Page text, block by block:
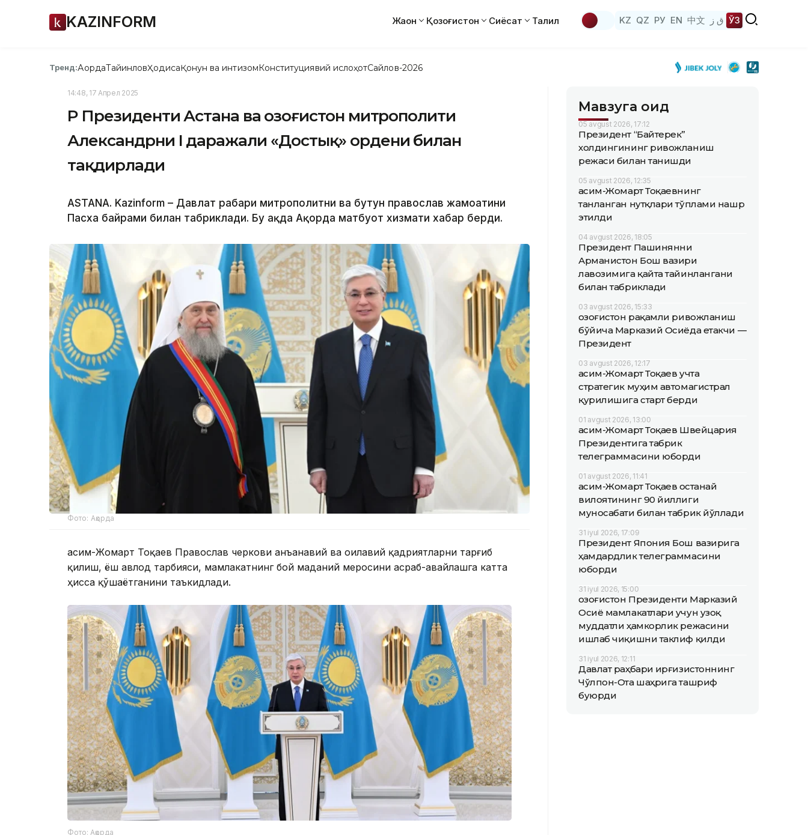
KAZINFORM Жаҳон Қозоғистон Сиёсат Таҳлил KZ QZ РУ EN 中文 ق ز ЎЗ
Тренд:АқордаТайинловҲодисаҚонун ва интизомКонституциявий ислоҳотСайлов-2026
14:48, 17 Апрел 2025
ҚР Президенти Астана ва Қозоғистон митрополити
Александрни I даражали «Достық» ордени билан
тақдирлади
ASTANA. Kazinform – Давлат раҳбари митрополитни ва бутун православ жамоатини
Пасха байрами билан табриклади. Бу ҳақда Ақорда матбуот хизмати хабар берди.
Фото: Ақорда
Қасим-Жомарт Тоқаев Православ черкови анъанавий ва оилавий қадриятларни тарғиб
қилиш, ёш авлод тарбияси, мамлакатнинг бой маданий меросини асраб-авайлашга катта
ҳисса қўшаётганини таъкидлади.
Фото: Ақорда
Мавзуга оид
05 avgust 2026, 17:12
Президент “Байтерек”
холдингининг ривожланиш
режаси билан танишди
05 avgust 2026, 12:35
Қасим-Жомарт Тоқаевнинг
танланган нутқлари тўплами нашр
этилди
04 avgust 2026, 18:05
Президент Пашинянни
Арманистон Бош вазири
лавозимига қайта тайинлангани
билан табриклади
03 avgust 2026, 15:33
Қозоғистон рақамли ривожланиш
бўйича Марказий Осиёда етакчи —
Президент
03 avgust 2026, 12:17
Қасим-Жомарт Тоқаев учта
стратегик муҳим автомагистрал
қурилишига старт берди
01 avgust 2026, 13:00
Қасим-Жомарт Тоқаев Швейцария
Президентига табрик
телеграммасини юборди
01 avgust 2026, 11:41
Қасим-Жомарт Тоқаев Қостанай
вилоятининг 90 йиллиги
муносабати билан табрик йўллади
31 iyul 2026, 17:09
Президент Япония Бош вазирига
ҳамдардлик телеграммасини
юборди
31 iyul 2026, 15:00
Қозоғистон Президенти Марказий
Осиё мамлакатлари учун узоқ
муддатли ҳамкорлик режасини
ишлаб чиқишни таклиф қилди
31 iyul 2026, 12:11
Давлат раҳбари Қирғизистоннинг
Чўлпон-Ота шаҳрига ташриф
буюрди